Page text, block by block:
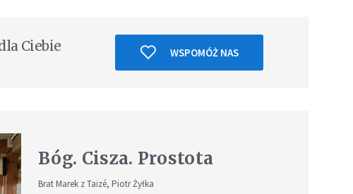
Ciebie WSPOMÓŻ NAS
Bóg. Cisza. Prostota
Brat Marek z Taizé, Piotr Żyłka